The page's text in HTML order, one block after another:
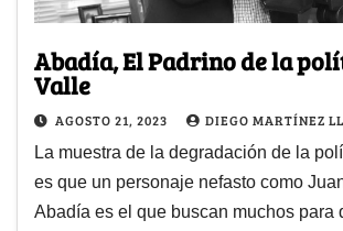
Abadía, El Padrino de la
Valle
AGOSTO 21, 2023 DIEGO MARTÍNEZ
La muestra de la degradación de la
es que un personaje nefasto como
Abadía es el que buscan muchos para